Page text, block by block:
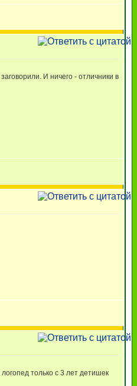
И ничего - отличники в
только с 3 лет детишек